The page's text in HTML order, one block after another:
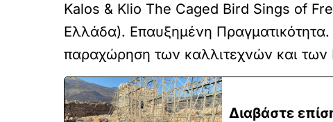
Kalos & Klio The Caged Bird Sings of
Ελλάδα). Επαυξημένη
παραχώρηση των καλλιτεχνών και των
Διαβάστε